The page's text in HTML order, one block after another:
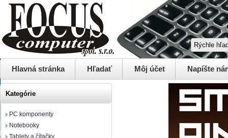
Hlavná stránka Hľadať Môj účet Napíšte
Kategórie
PC komponenty
Notebooky
Tablety a čítačky